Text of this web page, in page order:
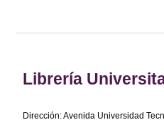
Librería
Dirección: Avenida Universidad